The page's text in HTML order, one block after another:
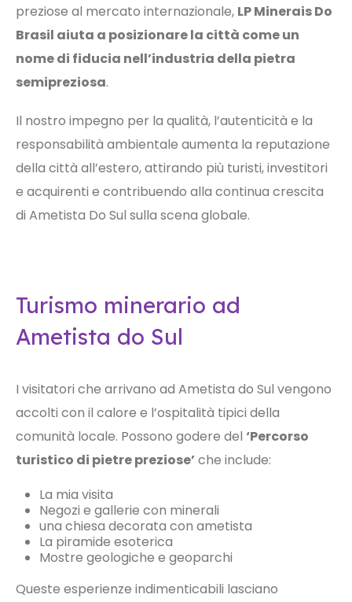
preziose al mercato internazionale, LP Minerais Do
Brasil aiuta a posizionare la città come un
nome di fiducia nell’industria della pietra
semipreziosa.
Il nostro impegno per la qualità, l’autenticità e la
responsabilità ambientale aumenta la reputazione
della città all’estero, attirando più turisti, investitori
e acquirenti e contribuendo alla continua crescita
di Ametista Do Sul sulla scena globale.
Turismo minerario ad
Ametista do Sul
I visitatori che arrivano ad Ametista do Sul vengono
accolti con il calore e l’ospitalità tipici della
comunità locale. Possono godere del ‘Percorso
turistico di pietre preziose’che include:
La mia visita
Negozi e gallerie con minerali
una chiesa decorata con ametista
La piramide esoterica
Mostre geologiche e geoparchi
Queste esperienze indimenticabili lasciano